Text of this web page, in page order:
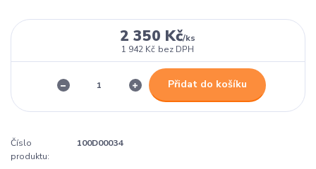
2 350 Kč/ks
1 942 Kč bez DPH
Přidat do košíku
Číslo
produktu:
100D00034